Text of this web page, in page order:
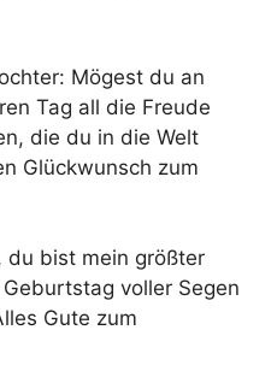
Mögest du an
Tag all die Freude
die du in die Welt
Glückwunsch zum
du bist mein größter
voller Segen
Gute zum